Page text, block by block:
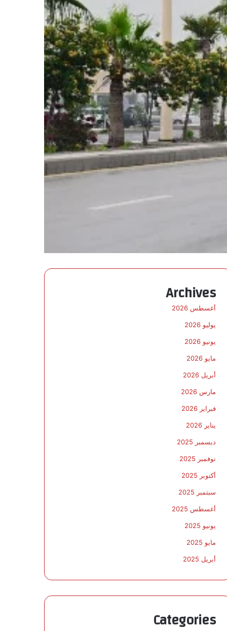
Archives
أغسطس 2026
يوليو 2026
يونيو 2026
مايو 2026
أبريل 2026
مارس 2026
فبراير 2026
يناير 2026
ديسمبر 2025
نوفمبر 2025
أكتوبر 2025
سبتمبر 2025
أغسطس 2025
يونيو 2025
مايو 2025
أبريل 2025
Categories